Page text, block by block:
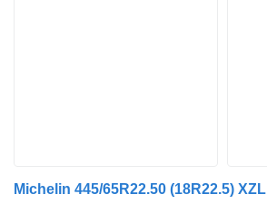
Michelin 445/65R22.50 (18R22.5) XZL